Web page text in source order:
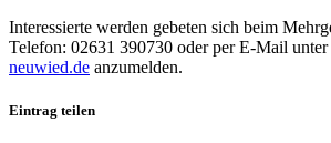
Interessierte werden gebeten sich beim
Telefon: 02631 390730 oder per E-Mail unter
neuwied.de anzumelden.
Eintrag teilen